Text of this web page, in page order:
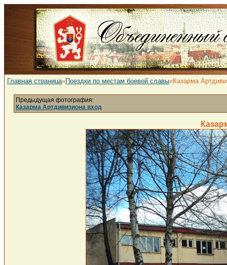
Главная страница»Поездки по местам боевой славы»Казарма
Предыдущая фотография:
Казарма Артдивизиона вход